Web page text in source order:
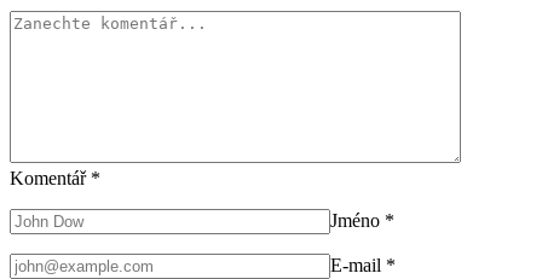
Komentář *
Jméno *
E-mail *